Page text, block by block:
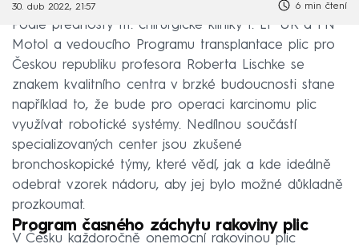
30. dub 2022, 21:57 6 min čtení
Podle přednosty III. chirurgické kliniky 1. LF UK a FN
Motol a vedoucího Programu transplantace plic pro
Českou republiku profesora Roberta Lischke se
znakem kvalitního centra v brzké budoucnosti stane
například to, že bude pro operaci karcinomu plic
využívat robotické systémy. Nedílnou součástí
specializovaných center jsou zkušené
bronchoskopické týmy, které vědí, jak a kde ideálně
odebrat vzorek nádoru, aby jej bylo možné důkladně
prozkoumat.
Program časného záchytu rakoviny plic
V Česku každoročně onemocní rakovinou plic